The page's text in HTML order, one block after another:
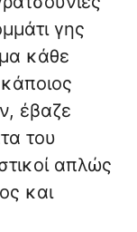
γης
κάθε
έβαζε
του
απλώς
και